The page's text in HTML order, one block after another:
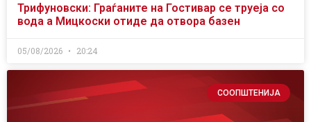
Трифуновски: Граѓаните на Гостивар се труеја со
вода а Мицкоски отиде да отвора базен
05/08/2026 20:24
СООПШТЕНИЈА